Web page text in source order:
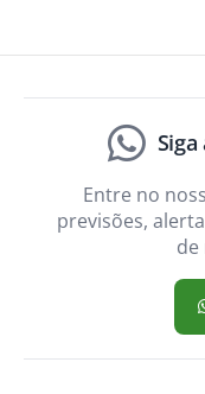
Entre no
previsões,
de